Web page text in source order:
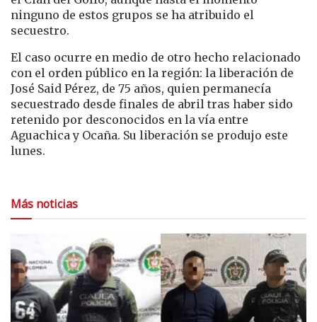
ninguno de estos grupos se ha atribuido el
secuestro.
El caso ocurre en medio de otro hecho relacionado
con el orden público en la región: la liberación de
José Said Pérez, de 75 años, quien permanecía
secuestrado desde finales de abril tras haber sido
retenido por desconocidos en la vía entre
Aguachica y Ocaña. Su liberación se produjo este
lunes.
Más noticias